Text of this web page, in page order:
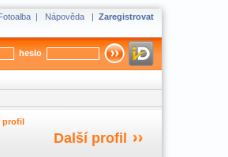
| Nápověda | Zaregistrovat
heslo
profil
Další profil